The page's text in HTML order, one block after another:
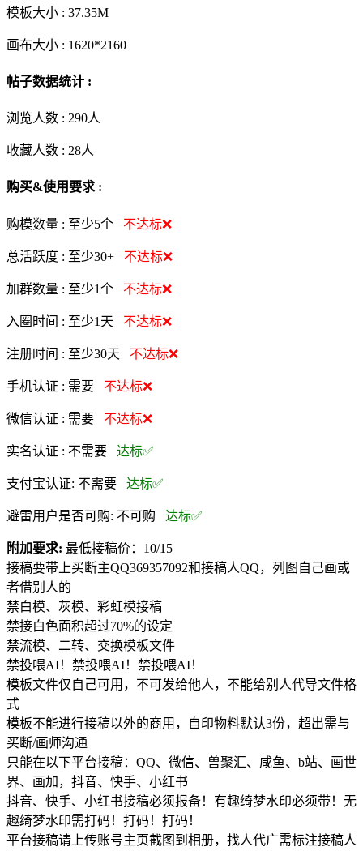
模板大小 : 37.35M
画布大小 : 1620*2160
帖子数据统计 :
浏览人数 : 290人
收藏人数 : 28人
购买&使用要求 :
购模数量 : 至少5个 不达标❌
总活跃度 : 至少30+ 不达标❌
加群数量 : 至少1个 不达标❌
入圈时间 : 至少1天 不达标❌
注册时间 : 至少30天 不达标❌
手机认证 : 需要 不达标❌
微信认证 : 需要 不达标❌
实名认证 : 不需要 达标✅
支付宝认证: 不需要 达标✅
避雷用户是否可购: 不可购 达标✅
附加要求: 最低接稿价：10/15
接稿要带上买断主QQ369357092和接稿人QQ，列图自己画或
者借别人的
禁白模、灰模、彩虹模接稿
禁接白色面积超过70%的设定
禁流模、二转、交换模板文件
禁投喂AI！禁投喂AI！禁投喂AI！
模板文件仅自己可用，不可发给他人，不能给别人代导文件格
式
模板不能进行接稿以外的商用，自印物料默认3份，超出需与
买断/画师沟通
只能在以下平台接稿：QQ、微信、兽聚汇、咸鱼、b站、画世
界、画加，抖音、快手、小红书
抖音、快手、小红书接稿必须报备！有趣绮梦水印必须带！无
趣绮梦水印需打码！打码！打码！
平台接稿请上传账号主页截图到相册，找人代广需标注接稿人